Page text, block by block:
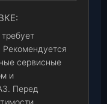
сервисные
и
Перед